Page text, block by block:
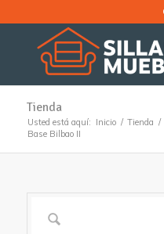
Tienda
Usted está aquí: Inicio / Tienda /
Base Bilbao II